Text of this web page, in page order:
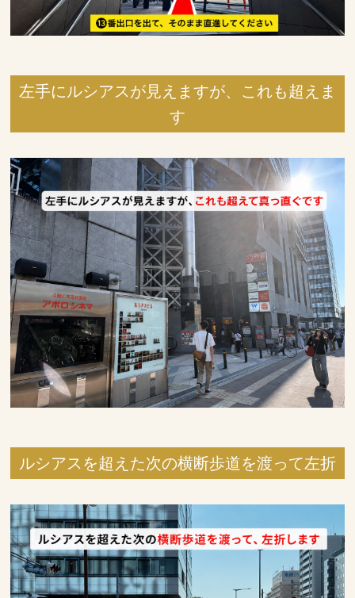
左手にルシアスが見えますが、これも超えま
す
ルシアスを超えた次の横断歩道を渡って左折